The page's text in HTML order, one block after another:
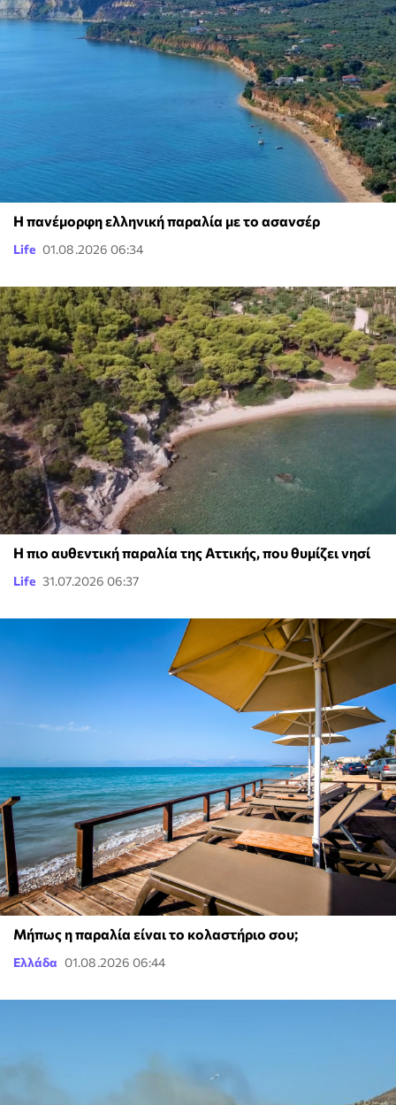
Η πανέμορφη ελληνική παραλία με το ασανσέρ
Life 01.08.2026 06:34
Η πιο αυθεντική παραλία της Αττικής, που θυμίζει νησί
Life 31.07.2026 06:37
Μήπως η παραλία είναι το κολαστήριο σου;
Ελλάδα 01.08.2026 06:44